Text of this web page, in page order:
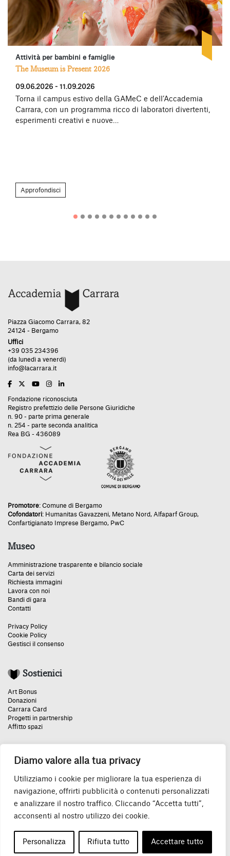
Diamo valore alla tua privacy
Utilizziamo i cookie per migliorare la tua esperienza di
navigazione, offrirti pubblicità o contenuti personalizzati
e analizzare il nostro traffico. Cliccando “Accetta tutti”,
acconsenti al nostro utilizzo dei cookie.
Personalizza Rifiuta tutto Accettare tutto
Attività per bambini e famiglie
The Museum is Present 2026
09.06.2026 - 11.09.2026
Torna il campus estivo della GAMeC e dell’Accademia
Carrara, con un programma ricco di laboratori divertenti,
esperimenti creativi e nuove…
Approfondisci
Piazza Giacomo Carrara, 82
24124 - Bergamo
Uffici
+39 035 234396
(da lunedì a venerdì)
info@lacarrara.it
Fondazione riconosciuta
Registro prefettizio delle Persone Giuridiche
n. 90 - parte prima generale
n. 254 - parte seconda analitica
Rea BG - 436089
Promotore: Comune di Bergamo
Cofondatori: Humanitas Gavazzeni, Metano Nord, Alfaparf Group,
Confartigianato Imprese Bergamo, PwC
Museo
Amministrazione trasparente e bilancio sociale
Carta dei servizi
Richiesta immagini
Lavora con noi
Bandi di gara
Contatti
Privacy Policy
Cookie Policy
Gestisci il consenso
Sostienici
Art Bonus
Donazioni
Carrara Card
Progetti in partnership
Affitto spazi
Un grazie speciale:
Tutti i diritti riservati. Credits